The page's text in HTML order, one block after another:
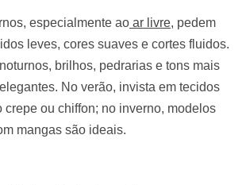
especialmente ao ar livre, pedem
leves, cores suaves e cortes fluidos.
brilhos, pedrarias e tons mais
No verão, invista em tecidos
crepe ou chiffon; no inverno, modelos
mangas são ideais.